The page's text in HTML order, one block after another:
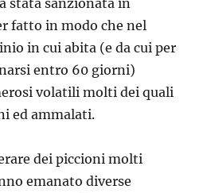
stata sanzionata in
fatto in modo che nel
in cui abita (e da cui per
entro 60 giorni)
volatili molti dei quali
ed ammalati.
dei piccioni molti
emanato diverse